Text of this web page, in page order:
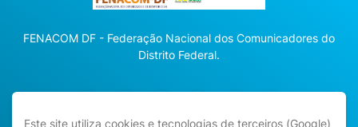
FENACOM DF - Federação Nacional dos Comunicadores do
Distrito Federal.
Este site utiliza cookies e tecnologias de terceiros (Google)